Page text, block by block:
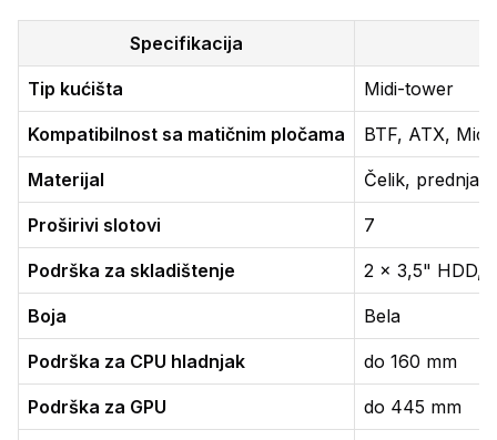
Specifikacija
Tip kućišta Midi-tower
Kompatibilnost sa matičnim pločama BTF, ATX,
Materijal Čelik, prednja
Proširivi slotovi 7
Podrška za skladištenje 2 × 3,5" HDD,
Boja Bela
Podrška za CPU hladnjak do 160 mm
Podrška za GPU do 445 mm